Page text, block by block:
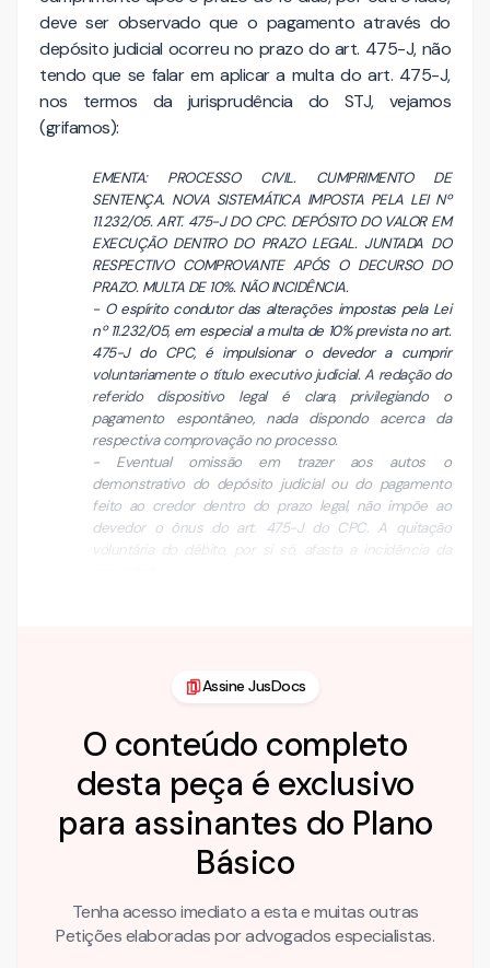
deve ser observado que o pagamento através do
depósito judicial ocorreu no prazo do art. 475-J, não
tendo que se falar em aplicar a multa do art. 475-J,
nos termos da jurisprudência do STJ, vejamos
(grifamos):
EMENTA: PROCESSO CIVIL. CUMPRIMENTO DE
SENTENÇA. NOVA SISTEMÁTICA IMPOSTA PELA LEI Nº
11.232/05. ART. 475-J DO CPC. DEPÓSITO DO VALOR EM
EXECUÇÃO DENTRO DO PRAZO LEGAL. JUNTADA DO
RESPECTIVO COMPROVANTE APÓS O DECURSO DO
PRAZO. MULTA DE 10%. NÃO INCIDÊNCIA.
- O espírito condutor das alterações impostas pela Lei
nº 11.232/05, em especial a multa de 10% prevista no art.
475-J do CPC, é impulsionar o devedor a cumprir
voluntariamente o título executivo judicial. A redação do
referido dispositivo legal é clara, privilegiando o
pagamento espontâneo, nada dispondo acerca da
respectiva comprovação no processo.
- Eventual omissão em trazer aos autos o
demonstrativo do depósito judicial ou do pagamento
feito ao credor dentro do prazo legal, não impõe ao
devedor o ônus do art. 475-J do CPC. A quitação
voluntária do débito, por si só, afasta a incidência da
Assine JusDocs
O conteúdo completo
desta peça é exclusivo
para assinantes do Plano
Básico
Tenha acesso imediato a esta e muitas outras
Petições elaboradas por advogados especialistas.